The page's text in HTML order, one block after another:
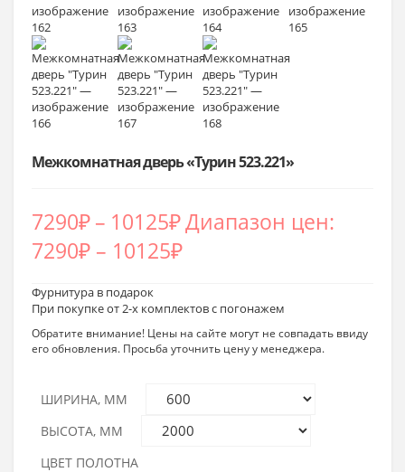
Межкомнатная дверь «Турин 523.221»
7290₽– 10125₽Диапазон цен:
7290₽ – 10125₽
Фурнитура в подарок
При покупке от 2-х комплектов с погонажем
Обратите внимание! Цены на сайте могут не совпадать ввиду
его обновления. Просьба уточнить цену у менеджера.
ШИРИНА, ММ
ВЫСОТА, ММ
ЦВЕТ ПОЛОТНА